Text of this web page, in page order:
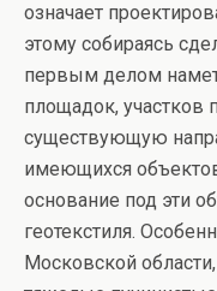
означает
этому собираясь
первым делом
площадок, участков
существующую
имеющихся
основание под эти
геотекстиля.
Московской